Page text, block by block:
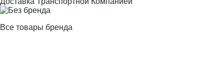
Все товары бренда